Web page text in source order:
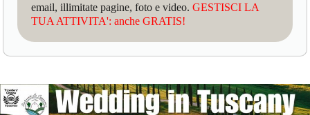
email, illimitate pagine, foto e video.GESTISCI LA
TUA ATTIVITA': anche GRATIS!